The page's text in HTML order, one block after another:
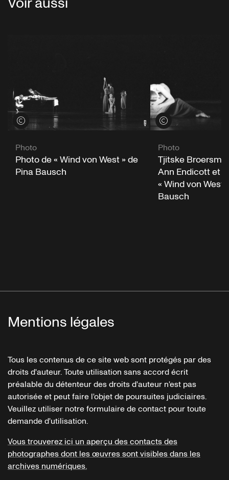
Voir les crédits
Photo
Photo de « Wind von West » de
Pina Bausch
Voir les crédits
Photo
Tjitske
Ann Endicott et
« Wind von West
Bausch
Mentions légales
Tous les contenus de ce site web sont protégés par des
droits d'auteur. Toute utilisation sans accord écrit
préalable du détenteur des droits d'auteur n'est pas
autorisée et peut faire l'objet de poursuites judiciaires.
Veuillez utiliser notre formulaire de contact pour toute
demande d'utilisation.
Vous trouverez ici un aperçu des contacts des
photographes dont les œuvres sont visibles dans les
archives numériques.